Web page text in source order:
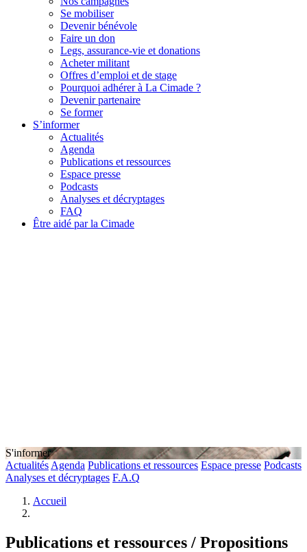
Se mobiliser
Devenir bénévole
Faire un don
Legs, assurance-vie et donations
Acheter militant
Offres d’emploi et de stage
Pourquoi adhérer à La Cimade ?
Devenir partenaire
Se former
S’informer
Actualités
Agenda
Publications et ressources
Espace presse
Podcasts
Analyses et décryptages
FAQ
Être aidé par la Cimade
S'informer
Actualités Agenda Publications et ressources Espace presse Podcasts
Analyses et décryptages F.A.Q
Accueil
Publications et ressources / Propositions